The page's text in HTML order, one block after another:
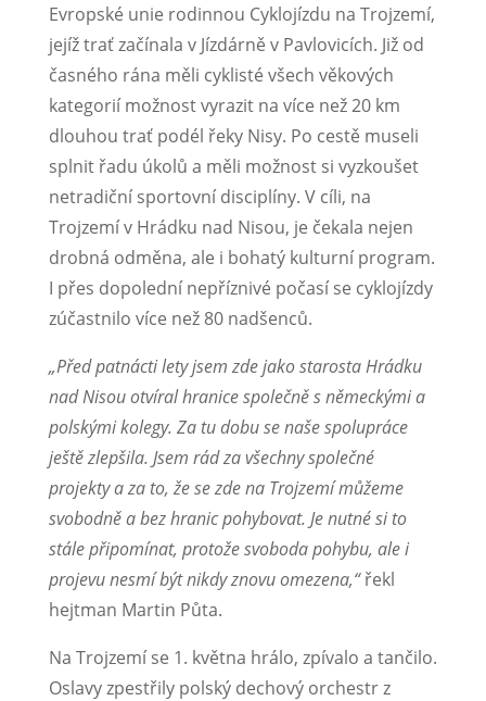
Evropské unie rodinnou Cyklojízdu na Trojzemí,
jejíž trať začínala v Jízdárně v Pavlovicích. Již od
časného rána měli cyklisté všech věkových
kategorií možnost vyrazit na více než 20 km
dlouhou trať podél řeky Nisy. Po cestě museli
splnit řadu úkolů a měli možnost si vyzkoušet
netradiční sportovní disciplíny. V cíli, na
Trojzemí v Hrádku nad Nisou, je čekala nejen
drobná odměna, ale i bohatý kulturní program.
I přes dopolední nepříznivé počasí se cyklojízdy
zúčastnilo více než 80 nadšenců.
„Před patnácti lety jsem zde jako starosta Hrádku
nad Nisou otvíral hranice společně s německými a
polskými kolegy. Za tu dobu se naše spolupráce
ještě zlepšila. Jsem rád za všechny společné
projekty a za to, že se zde na Trojzemí můžeme
svobodně a bez hranic pohybovat. Je nutné si to
stále připomínat, protože svoboda pohybu, ale i
projevu nesmí být nikdy znovu omezena,“řekl
hejtman Martin Půta.
Na Trojzemí se 1. května hrálo, zpívalo a tančilo.
Oslavy zpestřily polský dechový orchestr z